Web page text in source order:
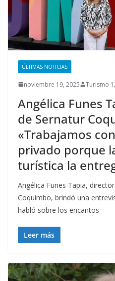
ÚLTIMAS NOTICIAS
noviembre 19, 2025 Turismo
Angélica Funes
de Sernatur
«Trabajamos
privado porque
turística la
Angélica Funes Tapia,
Coquimbo, brindó una
habló sobre los encantos
Leer más